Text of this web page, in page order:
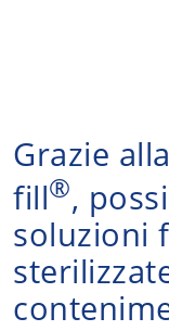
Grazie
fill®,
soluzioni